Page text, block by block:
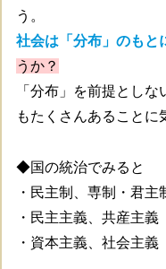
う。
社会は「分布」のもと
うか？
「分布」を前提とし
もたくさんあることに
◆国の統治でみると
・民主制、専制・君主
・民主主義、共産主義
・資本主義、社会主義